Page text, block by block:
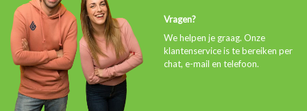
Vragen?
We helpen je graag. Onze
klantenservice is te bereiken per
chat, e-mail en telefoon.